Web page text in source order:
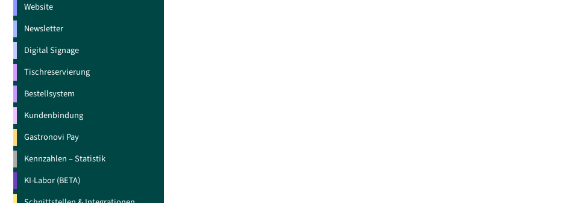
Website
Newsletter
Digital Signage
Tischreservierung
Bestellsystem
Kundenbindung
Gastronovi Pay
Kennzahlen – Statistik
KI-Labor (BETA)